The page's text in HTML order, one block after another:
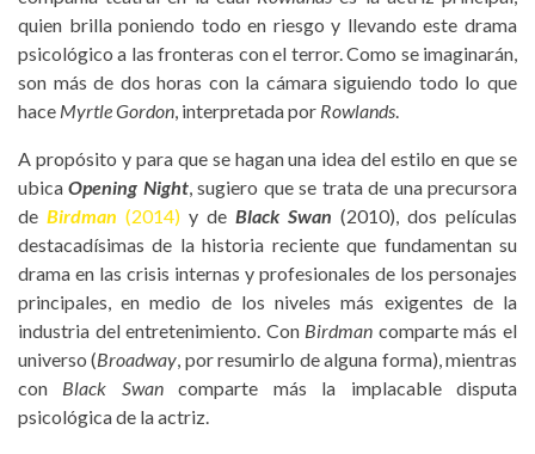
quien brilla poniendo todo en riesgo y llevando este drama
psicológico a las fronteras con el terror. Como se imaginarán,
son más de dos horas con la cámara siguiendo todo lo que
hace Myrtle Gordon , interpretada por Rowlands
A propósito y para que se hagan una idea del estilo en que se
ubicaOpening Night, sugiero que se trata de una precursora
de Birdman (2014) y de Black Swan (2010), dos películas
destacadísimas de la historia reciente que fundamentan su
drama en las crisis internas y profesionales de los personajes
principales, en medio de los niveles más exigentes de la
industria del entretenimiento. Con Birdman comparte más el
universo (Broadway , por resumirlo de alguna forma), mientras
con Black Swancomparte más la implacable disputa
psicológica de la actriz.